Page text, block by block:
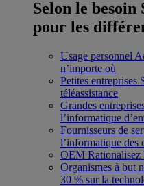
Selon le besoin
pour les
Usage personnel
n’importe où
Petites entreprises
téléassistance
Grandes
l’informatique
Fournisseurs de
l’informatique des
OEM Rationalisez
Organismes à but
30 % sur la